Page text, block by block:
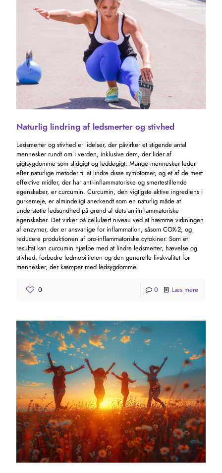
Naturlig lindring af ledsmerter og stivhed
Ledsmerter og stivhed er lidelser, der påvirker et stigende antal
mennesker rundt om i verden, inklusive dem, der lider af
gigtsygdomme som slidgigt og leddegigt. Mange mennesker leder
efter naturlige metoder til at lindre disse symptomer, og et af de mest
effektive midler, der har anti-inflammatoriske og smertestillende
egenskaber, er curcumin. Curcumin, den vigtigste aktive ingrediens i
gurkemeje, er almindeligt anerkendt som en naturlig måde at
understøtte ledsundhed på grund af dets antiinflammatoriske
egenskaber. Det virker på cellulært niveau ved at hæmme virkningen
af ​​enzymer, der er ansvarlige for inflammation, såsom COX-2, og
reducere produktionen af ​​pro-inflammatoriske cytokiner. Som et
resultat kan curcumin hjælpe med at lindre ledsmerter, hævelse og
stivhed, forbedre ledmobiliteten og den generelle livskvalitet for
mennesker, der kæmper med ledsygdomme.
0 0 Læs mere